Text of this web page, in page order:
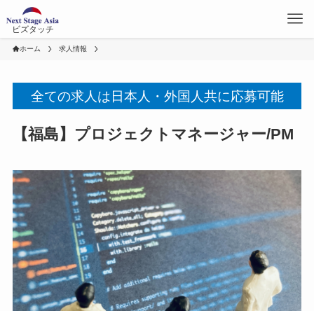
ビズタッチ
ホーム 求人情報
全ての求人は日本人・外国人共に応募可能
【福島】プロジェクトマネージャー/PM